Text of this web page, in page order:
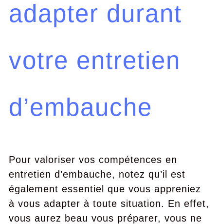
adapter durant
votre entretien
d’embauche
Pour valoriser vos compétences en
entretien d’embauche, notez qu’il est
également essentiel que vous appreniez
à vous adapter à toute situation. En effet,
vous aurez beau vous préparer, vous ne